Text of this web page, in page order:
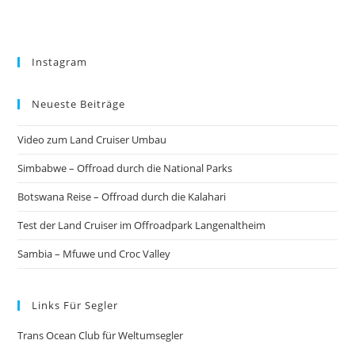
Instagram
Neueste Beiträge
Video zum Land Cruiser Umbau
Simbabwe – Offroad durch die National Parks
Botswana Reise – Offroad durch die Kalahari
Test der Land Cruiser im Offroadpark Langenaltheim
Sambia – Mfuwe und Croc Valley
Links Für Segler
Trans Ocean Club für Weltumsegler